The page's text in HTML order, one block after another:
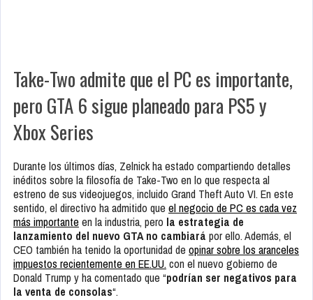
Take-Two admite que el PC es importante,
pero GTA 6 sigue planeado para PS5 y
Xbox Series
Durante los últimos días, Zelnick ha estado compartiendo detalles
inéditos sobre la filosofía de Take-Two en lo que respecta al
estreno de sus videojuegos, incluido Grand Theft Auto VI. En este
sentido, el directivo ha admitido que el negocio de PC es cada vez
más importante en la industria, pero la estrategia de
lanzamiento del nuevo GTA no cambiará por ello. Además, el
CEO también ha tenido la oportunidad de opinar sobre los aranceles
impuestos recientemente en EE.UU.con el nuevo gobierno de
Donald Trump y ha comentado que “podrían ser negativos para
la venta de consolas“.